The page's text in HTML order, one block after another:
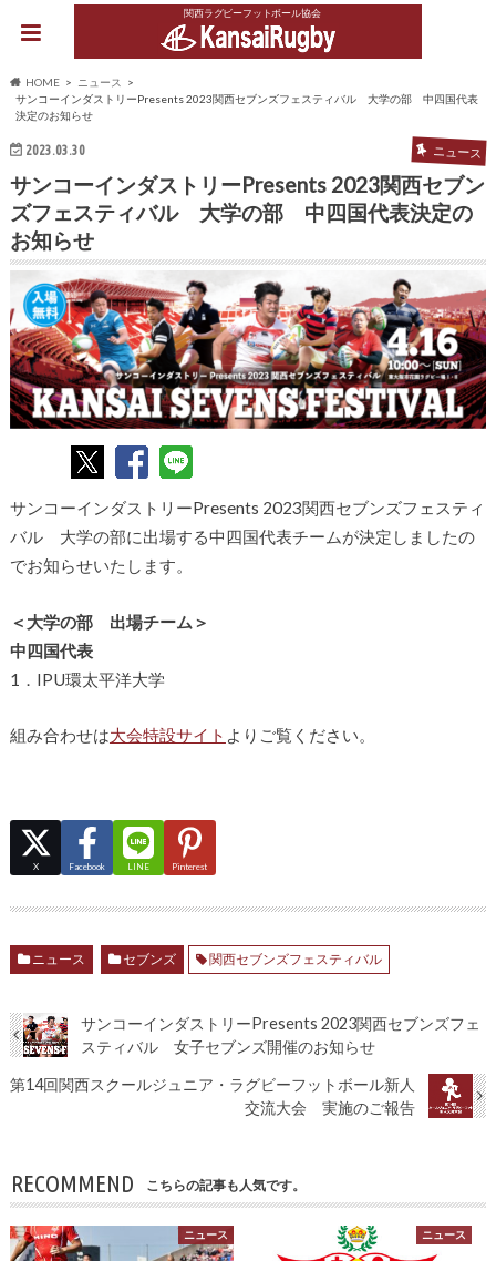
関西ラグビーフットボール協会
HOME
ニュース
サンコーインダストリーPresents 2023関西セブンズフェスティバル 大学の部 中四国代表
決定のお知らせ
2023.03.30 ニュース
サンコーインダストリーPresents 2023関西セブン
ズフェスティバル 大学の部 中四国代表決定の
お知らせ
サンコーインダストリーPresents 2023関西セブンズフェスティ
バル 大学の部に出場する中四国代表チームが決定しましたの
でお知らせいたします。
＜大学の部 出場チーム＞
中四国代表
1．IPU環太平洋大学
組み合わせは大会特設サイト よりご覧ください。
X Facebook LINE Pinterest
ニュース セブンズ 関西セブンズフェスティバル
サンコーインダストリーPresents 2023関西セブンズフェ
スティバル 女子セブンズ開催のお知らせ
第14回関西スクールジュニア・ラグビーフットボール新人
交流大会 実施のご報告
RECOMMEND こちらの記事も人気です。
ニュース ニュース